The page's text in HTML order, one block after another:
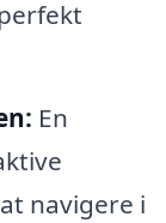
En
navigere i